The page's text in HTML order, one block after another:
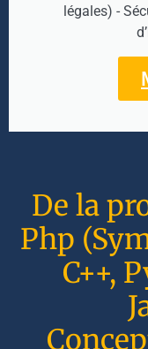
légales) -
De la
Php
C++,